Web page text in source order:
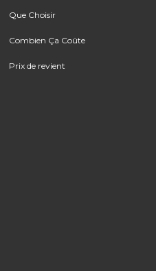
Que Choisir
Combien Ça Coûte
Prix de revient